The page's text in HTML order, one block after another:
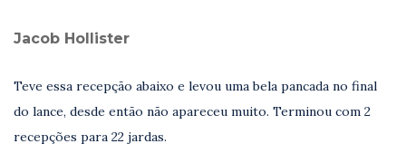
Jacob Hollister
Teve essa recepção abaixo e levou uma bela pancada no final
do lance, desde então não apareceu muito. Terminou com 2
recepções para 22 jardas.